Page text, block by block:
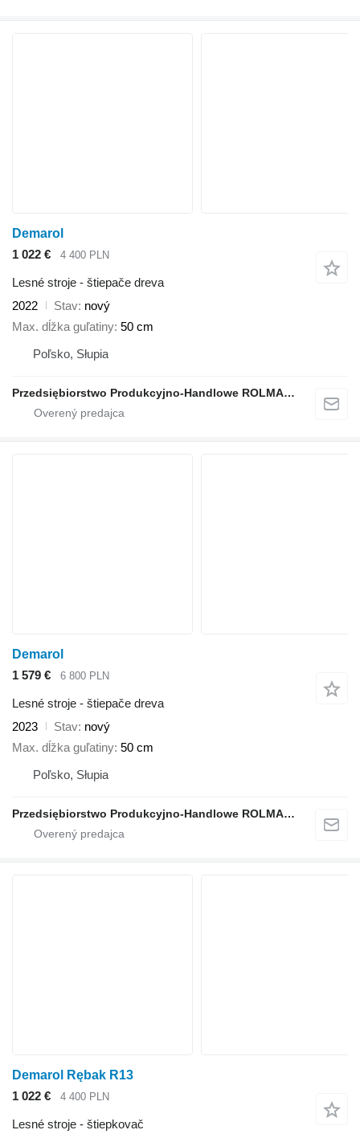
Demarol
1 022 €
4 400 PLN
Lesné stroje - štiepače dreva
2022
Stav nový
Max. dĺžka guľatiny 50 cm
Poľsko, Słupia
Przedsiębiorstwo Produkcyjno-Handlowe ROLMAPOL Marcin Dziekan
Demarol
1 579 €
6 800 PLN
Lesné stroje - štiepače dreva
2023
Stav nový
Max. dĺžka guľatiny 50 cm
Poľsko, Słupia
Przedsiębiorstwo Produkcyjno-Handlowe ROLMAPOL Marcin Dziekan
Demarol Rębak R13
1 022 €
4 400 PLN
Lesné stroje - štiepkovač